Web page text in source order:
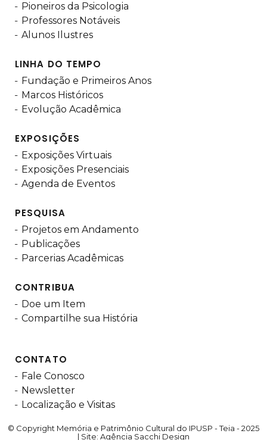
Pioneiros da Psicologia
Professores Notáveis
Alunos Ilustres
LINHA DO TEMPO
Fundação e Primeiros Anos
Marcos Históricos
Evolução Acadêmica
EXPOSIÇÕES
Exposições Virtuais
Exposições Presenciais
Agenda de Eventos
PESQUISA
Projetos em Andamento
Publicações
Parcerias Acadêmicas
CONTRIBUA
Doe um Item
Compartilhe sua História
CONTATO
Fale Conosco
Newsletter
Localização e Visitas
© Copyright Memória e Patrimônio Cultural do IPUSP - Teia - 2025
| Site: Agência Sacchi Design